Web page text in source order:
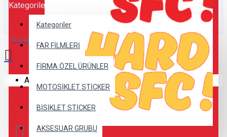
Kategoriler
Kategoriler
FAR FİLMLERİ
FİRMA ÖZEL ÜRÜNLER
MOTOSİKLET STİCKER
BİSİKLET STİCKER
AKSESUAR GRUBU
0 ürün - 0,00TL
Alışveriş sepetiniz boş!